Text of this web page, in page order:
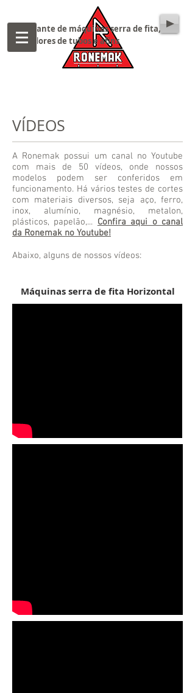
Fabricante de máquinas serra de fita,
cortadores de tubos e afins
VÍDEOS
A Ronemak possui um canal no Youtube
com mais de 50 vídeos, onde nossos
modelos podem ser conferidos em
funcionamento. Há vários testes de cortes
com materiais diversos, seja aço, ferro,
inox, alumínio, magnésio, metalon,
plásticos, papelão,... Confira aqui o canal
da Ronemak no Youtube!​
Abaixo, alguns de nossos vídeos:
Máquinas serra de fita Horizontal